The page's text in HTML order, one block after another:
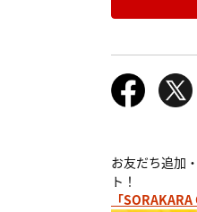
お友だち追加
ト！
「